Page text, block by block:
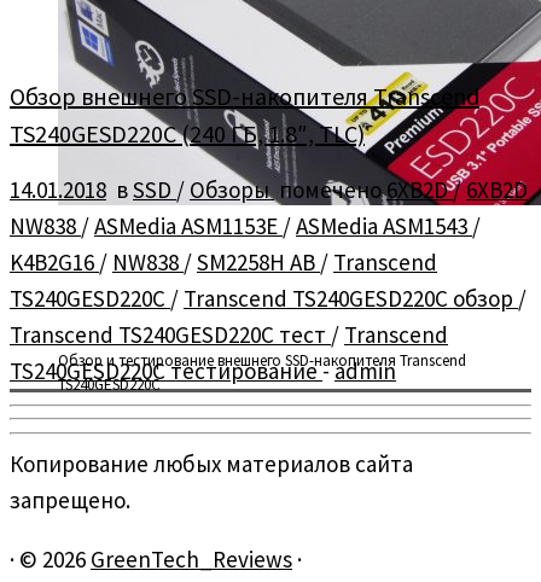
Обзор и тестирование внешнего SSD-накопителя Transcend
TS240GESD220C
Обзор внешнего SSD-накопителя Transcend
TS240GESD220C (240 ГБ, 1.8″, TLC)
14.01.2018 вSSD / Обзоры помечено6XB2D/6XB2D
NW838 /ASMedia ASM1153E /ASMedia ASM1543 /
K4B2G16 / NW838 /SM2258H AB / Transcend
TS240GESD220C / Transcend TS240GESD220C обзор /
Transcend TS240GESD220C тест / Transcend
TS240GESD220C тестирование-admin
Копирование любых материалов сайта
запрещено.
· © 2026 GreenTech_Reviews ·